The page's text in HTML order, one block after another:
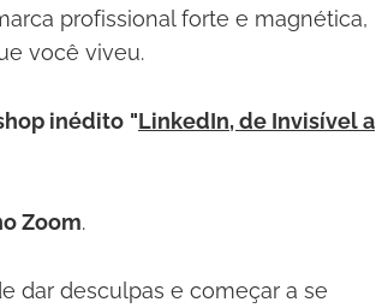
profissional forte e magnética,
você viveu.
inédito "LinkedIn, de Invisível a
Zoom.
dar desculpas e começar a se